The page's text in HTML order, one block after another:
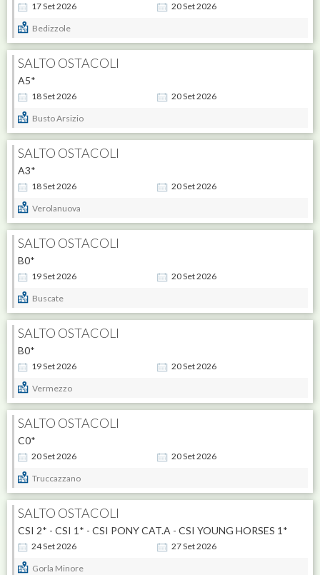
17Set2026 20Set2026
Bedizzole
SALTO OSTACOLI
18Set2026 20Set2026
A5*
Busto Arsizio
SALTO OSTACOLI
18Set2026 20Set2026
A3*
Verolanuova
SALTO OSTACOLI
19Set2026 20Set2026
B0*
Buscate
SALTO OSTACOLI
19Set2026 20Set2026
B0*
Vermezzo
SALTO OSTACOLI
20Set2026 20Set2026
C0*
Truccazzano
SALTO OSTACOLI
24Set2026 27Set2026
CSI 2* - CSI 1* - CSI PONY CAT.A - CSI YOUNG HORSES 1*
Gorla Minore